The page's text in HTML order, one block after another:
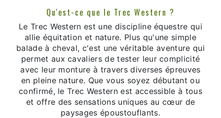
Qu'est-ce que le Trec Western ?
Le Trec Western est une discipline équestre qui
allie équitation et nature. Plus qu'une simple
balade à cheval, c'est une véritable aventure qui
permet aux cavaliers de tester leur complicité
avec leur monture à travers diverses épreuves
en pleine nature. Que vous soyez débutant ou
confirmé, le Trec Western est accessible à tous
et offre des sensations uniques au cœur de
paysages époustouflants.